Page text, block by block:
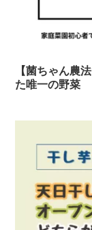
【菌ちゃん農
た唯一の野菜